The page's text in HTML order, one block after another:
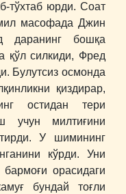
тўхтаб юрди. Соат
масофада Джин
даранинг бошқа
қўл силкиди, Фред
Булутсиз осмонда
қиздирар,
остидан тери
милтиғини
У шимининг
кўрди. Уни
орасидаги
бундай тоғли